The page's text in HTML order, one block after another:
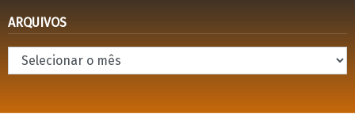
ARQUIVOS
Arquivos